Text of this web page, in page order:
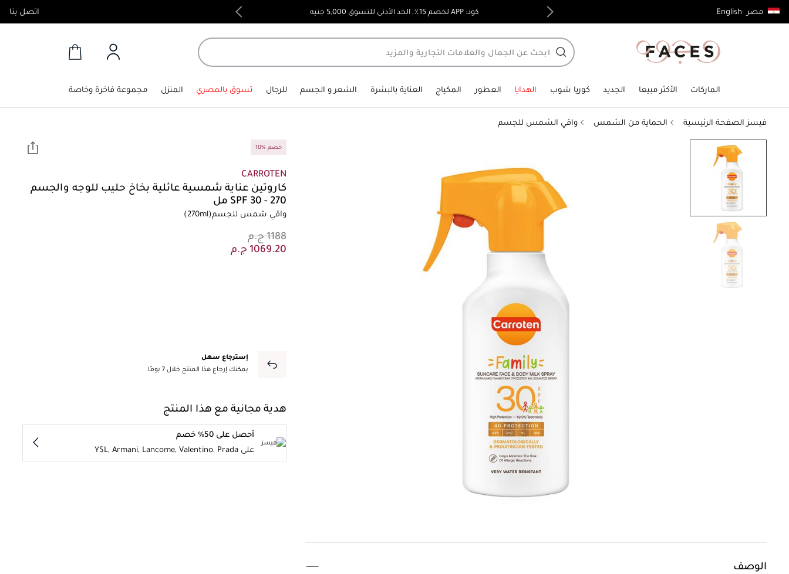
مصر English اتصل بنا كود: APP لخصم 15٪, الحد الأدنى للتسوق 5,000 جنيه توصيل مجاني لجميع الطلبات فوق 4,000ج.م
الماركات الأكثر مبيعا الجديد كوريا شوب الهدايا العطور المكياج العناية بالبشرة الشعر و الجسم للرجال تسوق بالمصري المنزل مجموعة فاخرة وخاصة
فيسز الصفحة الرئيسية الحماية من الشمس واقي الشمس للجسم
الوصف
10% خصم
CARROTEN
كاروتين عناية شمسية عائلية بخاخ حليب للوجه والجسم
SPF 30 - 270 مل
واقي شمس للجسم(270ml)
إسترجاع سهل
يمكنك إرجاع هذا المنتج خلال 7 يومًا.
هدية مجانية مع هذا المنتج
أحصل على 50% خصم
على YSL, Armani, Lancome, Valentino, Prada